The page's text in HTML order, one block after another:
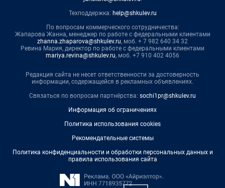
Техподдержка: help@shkulev.ru
По вопросам коммерческого сотрудничества:
Жапарова Жанна, менеджер по работе с федеральными клиентами
zhanna.zhaparova@shkulev.ru, моб. + 7 982 640 34 32
Ревина Мария, директор по работе с федеральными клиентами
mariya.revina@shkulev.ru, моб. +7 910 402 4056
Редакция сайта не несет ответственности за достоверность
информации, содержащейся в рекламных объявлениях.
Связаться по вопросам партнёрства: sochi1pr@shkulev.ru
Информация об ограничениях
Политика использования cookies
Рекомендательные системы
Политика конфиденциальности и обработки персональных данных и
правила использования сайта